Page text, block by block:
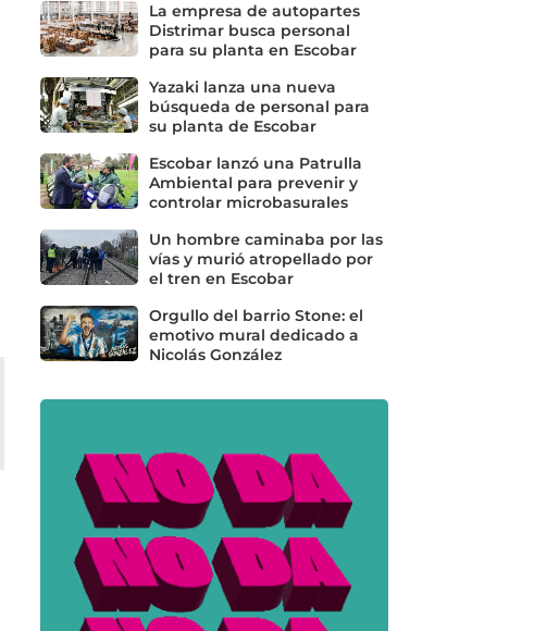
La empresa de autopartes
Distrimar busca personal
para su planta en Escobar
Yazaki lanza una nueva
búsqueda de personal para
su planta de Escobar
Escobar lanzó una Patrulla
Ambiental para prevenir y
controlar microbasurales
Un hombre caminaba por las
vías y murió atropellado por
el tren en Escobar
Orgullo del barrio Stone: el
emotivo mural dedicado a
Nicolás González